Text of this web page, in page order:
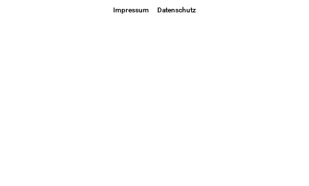
Impressum Datenschutz